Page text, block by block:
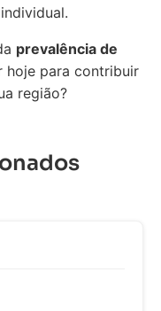
prevalência de
hoje para contribuir
região?